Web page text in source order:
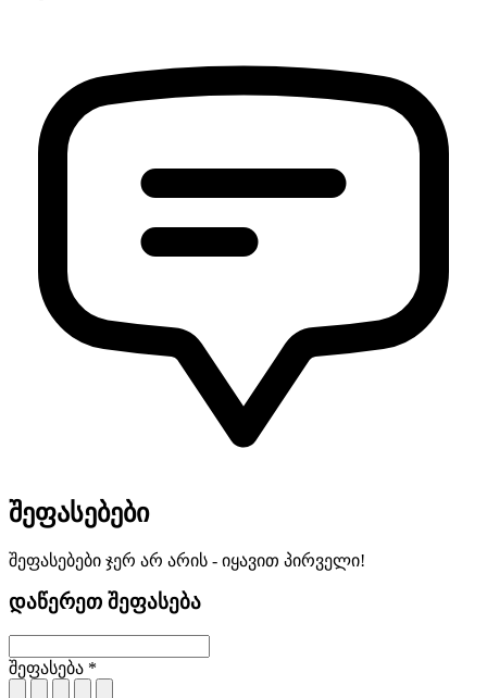
შეფასებები
შეფასებები ჯერ არ არის - იყავით პირველი!
დაწერეთ შეფასება
შეფასება *